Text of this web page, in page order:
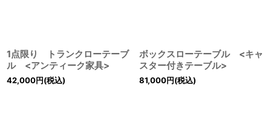
1点限り トランクローテーブ
ル <アンティーク家具>
42,000円(税込)
ボックスローテーブル <キャ
スター付きテーブル>
81,000円(税込)